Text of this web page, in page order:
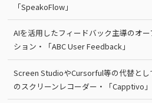
「SpeakoFlow」
AIを活用したフィードバック主導のオ
ション・「ABC User Feedback」
Screen StudioやCursorful等の代替とし
のスクリーンレコーダー・「Capptivo」